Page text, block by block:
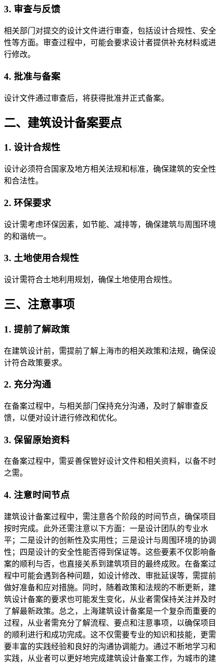
3. 审查与反馈
相关部门对提交的设计文件进行审查，包括设计合规性、安全
性等方面。审查过程中，可能会要求设计者提供补充材料或进
行修改。
4. 批准与备案
设计文件通过审查后，将获得批准并正式备案。
二、建筑设计备案要点
1. 设计合规性
设计必须符合国家及地方相关法规和标准，确保建筑的安全性
和合法性。
2. 环保要求
设计需考虑环保因素，如节能、减排等，确保建筑与周围环境
的和谐统一。
3. 土地使用合规性
设计需符合土地利用规划，确保土地使用合规性。
三、注意事项
1. 提前了解政策
在建筑设计前，需提前了解上海市的相关政策和法规，确保设
计符合政策要求。
2. 充分沟通
在备案过程中，与相关部门保持充分沟通，及时了解审查反
馈，以便对设计进行修改和优化。
3. 保留原始资料
在备案过程中，需妥善保管好设计文件和相关资料，以备不时
之需。
4. 注意时间节点
建筑设计备案过程中，需注意各个阶段的时间节点，确保项目
按时完成。此外还需注意以下方面：一是设计团队的专业水
平；二是设计的创新性及实用性；三是设计与周围环境的协调
性；四是设计的安全性能否得到保证等。这些要素不仅影响备
案的顺利与否，也直接关系到建筑项目的最终成败。在备案过
程中可能会遇到各种问题，如设计修改、审批延误等，需提前
做好准备和应对措施。同时，随着政策和法规的不断更新，建
筑设计备案的要求也可能发生变化，从业者需保持关注并及时
了解最新政策。总之，上海建筑设计备案是一个复杂而重要的
过程，从业者需充分了解流程、要点和注意事项，以确保项目
的顺利进行和成功完成。这不仅需要专业的知识和技能，更需
要丰富的实践经验和良好的沟通协调能力。通过不断地学习和
实践，从业者可以更好地完成建筑设计备案工作，为城市的建